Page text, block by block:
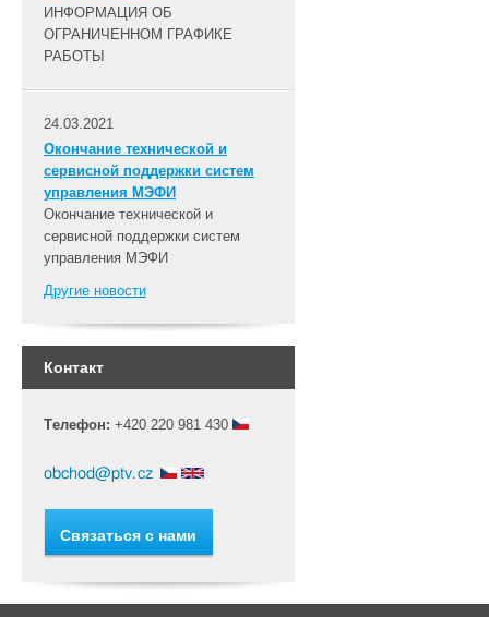
ИНФОРМАЦИЯ ОБ
ОГРАНИЧЕННОМ ГРАФИКЕ
РАБОТЫ
24.03.2021
Окончание технической и
сервисной поддержки систем
управления МЭФИ
Окончание технической и
сервисной поддержки систем
управления МЭФИ
Другие новости
Контакт
Tелефон: +420 220 981 430
Cвязаться с нами